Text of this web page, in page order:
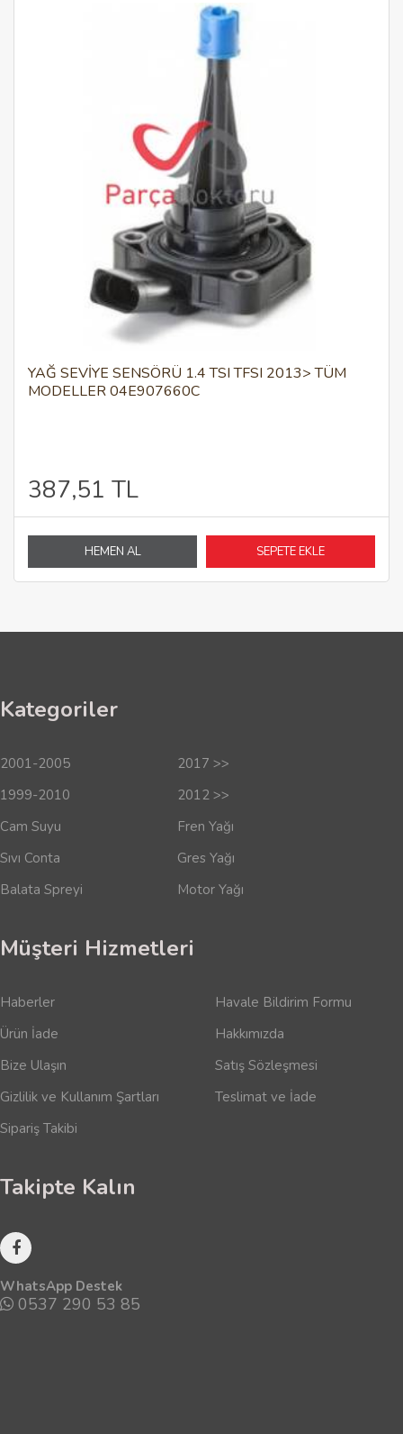
YAĞ SEVIYE SENSÖRÜ 1.4 TSI TFSI 2013> TÜM
MODELLER 04E907660C
387,51 TL
HEMEN AL SEPETE EKLE
Kategoriler
2001-2005
2017 >>
1999-2010
2012 >>
Cam Suyu
Fren Yağı
Sıvı Conta
Gres Yağı
Balata Spreyi
Motor Yağı
Müşteri Hizmetleri
Haberler
Havale Bildirim Formu
Ürün İade
Hakkımızda
Bize Ulaşın
Satış Sözleşmesi
Gizlilik ve Kullanım Şartları
Teslimat ve İade
Sipariş Takibi
Takipte Kalın
WhatsApp Destek
0537 290 53 85